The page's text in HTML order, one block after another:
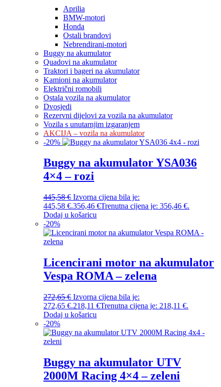
Aprilia
BMW-motori
Honda
Ostali brandovi
Nebrendirani-motori
Buggy na akumulator
Quadovi na akumulator
Traktori i bageri na akumulator
Kamioni na akumulator
Električni romobili
Ostala vozila na akumulator
Dvosjedi
Rezervni dijelovi za vozila na akumulator
Vozila s unutarnjim izgaranjem
AKCIJA – vozila na akumulator
-20%
Buggy na akumulator YSA036
4×4 – rozi
445,58€ Izvorna cijena bila je:
445,58 €.356,46 €Trenutna cijena je: 356,46 €.
Dodaj u košaricu
-20%
Licencirani motor na akumulator
Vespa ROMA – zelena
272,65€ Izvorna cijena bila je:
272,65 €.218,11 €Trenutna cijena je: 218,11 €.
Dodaj u košaricu
-20%
Buggy na akumulator UTV
2000M Racing 4×4 – zeleni